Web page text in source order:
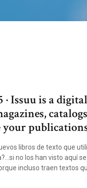
· Issuu is a
your
libros de texto que
no los han visto aquí
incluso traen textos